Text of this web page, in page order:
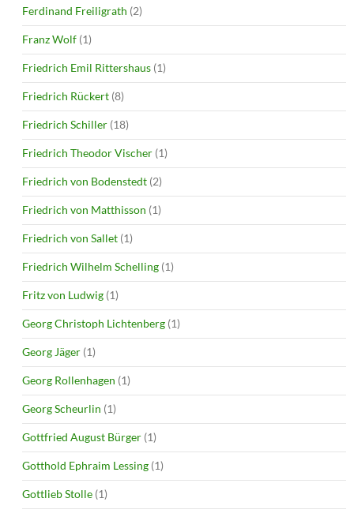
Ferdinand Freiligrath (2)
Franz Wolf (1)
Friedrich Emil Rittershaus (1)
Friedrich Rückert (8)
Friedrich Schiller (18)
Friedrich Theodor Vischer (1)
Friedrich von Bodenstedt (2)
Friedrich von Matthisson (1)
Friedrich von Sallet (1)
Friedrich Wilhelm Schelling (1)
Fritz von Ludwig (1)
Georg Christoph Lichtenberg (1)
Georg Jäger (1)
Georg Rollenhagen (1)
Georg Scheurlin (1)
Gottfried August Bürger (1)
Gotthold Ephraim Lessing (1)
Gottlieb Stolle (1)